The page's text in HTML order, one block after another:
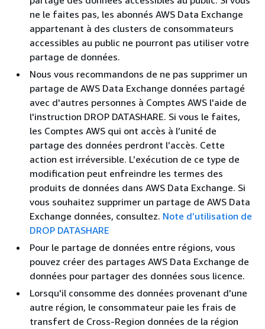
ne le faites pas, les abonnés AWS Data Exchange
appartenant à des clusters de consommateurs
accessibles au public ne pourront pas utiliser votre
partage de données.
Nous vous recommandons de ne pas supprimer un
partage de AWS Data Exchange données partagé
avec d'autres personnes à Comptes AWS l'aide de
l'instruction DROP DATASHARE. Si vous le faites,
les Comptes AWS qui ont accès à l’unité de
partage des données perdront l’accès. Cette
action est irréversible. L’exécution de ce type de
modification peut enfreindre les termes des
produits de données dans AWS Data Exchange. Si
vous souhaitez supprimer un partage de AWS Data
Exchange données, consultez. Note d’utilisation de
DROP DATASHARE
Pour le partage de données entre régions, vous
pouvez créer des partages AWS Data Exchange de
données pour partager des données sous licence.
Lorsqu'il consomme des données provenant d'une
autre région, le consommateur paie les frais de
transfert de Cross-Region données de la région